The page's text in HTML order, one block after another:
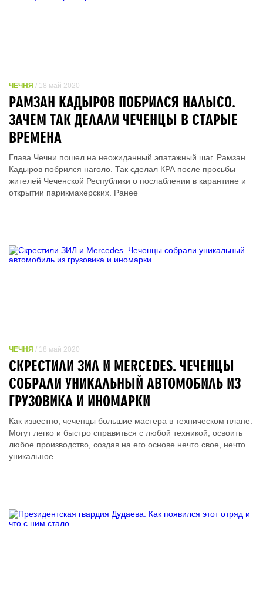
ЧЕЧНЯ / 18 май 2020
РАМЗАН КАДЫРОВ ПОБРИЛСЯ НАЛЫСО.
ЗАЧЕМ ТАК ДЕЛАЛИ ЧЕЧЕНЦЫ В СТАРЫЕ
ВРЕМЕНА
Глава Чечни пошел на неожиданный эпатажный шаг. Рамзан
Кадыров побрился наголо. Так сделал КРА после просьбы
жителей Чеченской Республики о послаблении в карантине и
открытии парикмахерских. Ранее
ЧЕЧНЯ / 18 май 2020
СКРЕСТИЛИ ЗИЛ И MERCEDES. ЧЕЧЕНЦЫ
СОБРАЛИ УНИКАЛЬНЫЙ АВТОМОБИЛЬ ИЗ
ГРУЗОВИКА И ИНОМАРКИ
Как известно, чеченцы большие мастера в техническом плане.
Могут легко и быстро справиться с любой техникой, освоить
любое производство, создав на его основе нечто свое, нечто
уникальное...